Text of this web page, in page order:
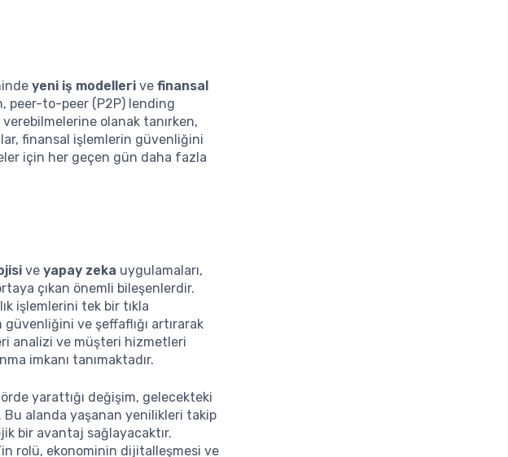
yeni iş modelleri vefinansal
peer-to-peer (P2P) lending
olanak tanırken,
finansal işlemlerin güvenliğini
için her geçen gün daha fazla
veyapay zeka uygulamaları,
çıkan önemli bileşenlerdir.
işlemlerini tek bir tıkla
ve şeffaflığı artırarak
analizi ve müşteri hizmetleri
imkanı tanımaktadır.
yarattığı değişim, gelecekteki
Bu alanda yaşanan yenilikleri takip
bir avantaj sağlayacaktır.
rolü, ekonominin dijitalleşmesi ve